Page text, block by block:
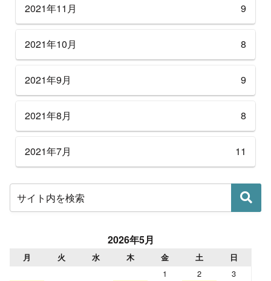
2021年11月 9
2021年10月 8
2021年9月 9
2021年8月 8
2021年7月 11
2026年5月
月 火 水 木 金 土 日
1 2 3